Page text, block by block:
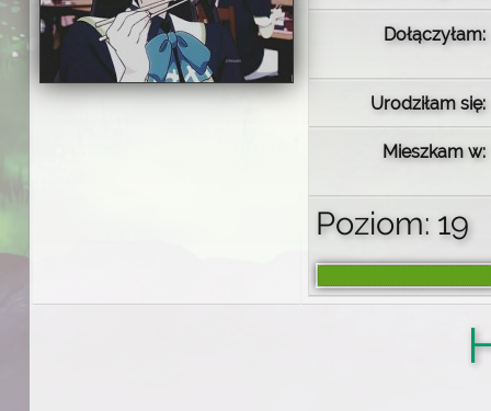
Dołączyłam:
Urodziłam się:
Mieszkam w:
Poziom: 19